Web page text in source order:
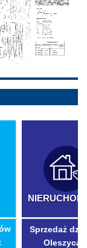
Sprzedaż